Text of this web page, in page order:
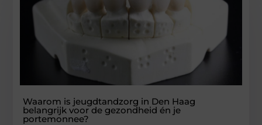
Waarom is jeugdtandzorg in Den Haag
belangrijk voor de gezondheid én je
portemonnee?